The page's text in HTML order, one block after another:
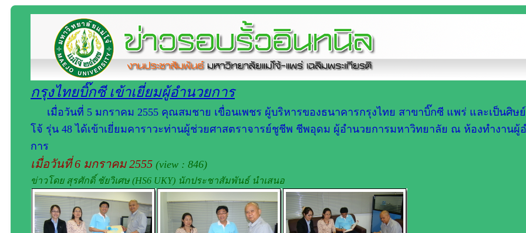
กรุงไทยบิ๊กซี เข้าเยี่ยมผู้อำนวยการ
เมื่อวันที่ 5 มกราคม 2555 คุณสมชาย เขื่อนเพชร ผู้บริหารของธนาคารกรุงไทย สาขาบิ๊กซี แพร่ และเป็นศิษ
โจ้ รุ่น 48 ได้เข้าเยี่ยมคาราวะท่านผู้ช่วยศาสตราจารย์ชูชีพ ชีพอุดม ผู้อำนวยการมหาวิทยาลัย ณ ห้องทำงานผู้
การ
เมื่อวันที่ 6 มกราคม 2555 (view : 846)
ข่าวโดย สุรศักดิ์ ชัยวิเศษ (HS6 UKY) นักประชาสัมพันธ์ นำเสนอ